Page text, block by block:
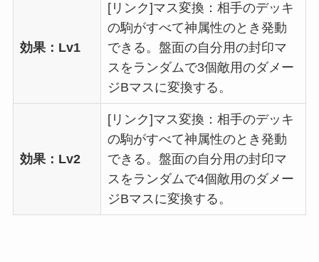
効果：Lv1
[リンク]マス変換：相手のデッキ
の駒がすべて神属性のとき発動
できる。盤面の自分用の封印マ
スをランダムで3個敵用のダメー
ジBマスに変換する。
効果：Lv2
[リンク]マス変換：相手のデッキ
の駒がすべて神属性のとき発動
できる。盤面の自分用の封印マ
スをランダムで4個敵用のダメー
ジBマスに変換する。